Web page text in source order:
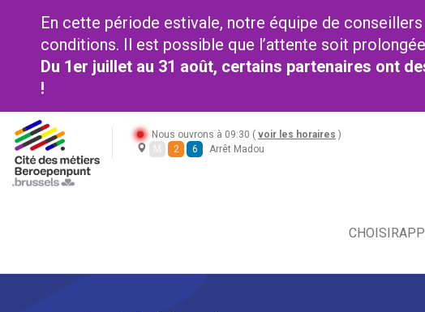
En cette période estivale, notre équipe de
conditions. Il est possible que l’attente soit
Du 1er juillet au 31 août, certains partenaires ont
!
Nous ouvrons à 09:30 ( voir les horaires )
M
2 6 Arrêt Madou
CHOISIR